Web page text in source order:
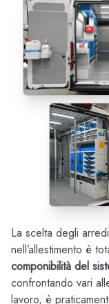
La scelta degli
nell’allestimento è
componibilità del
confrontando vari
lavoro, è